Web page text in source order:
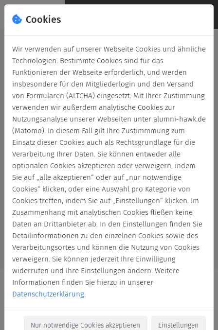
HAWK in Holzminden
verabschiedet 67
Absolvent*innen
Zurück 13. März 2026 Veranstaltung
Die Fakultät Management, Bauen, Immobilien in Holzminden
Cookies
Wir verwenden auf unserer Webseite Cookies und ähnliche
Technologien. Bestimmte Cookies sind für das
Funktionieren der Webseite erforderlich, und werden
insbesondere für den Mitgliederlogin und den Versand
von Formularen (ALTCHA) eingesetzt. Mit Ihrer Zustimmung
verwenden wir außerdem analytische Cookies zur
Nutzungsanalyse unserer Webseiten unter alumni-hawk.de
(Matomo). In diesem Fall gilt Ihre Zustimmmung zum
Einsatz dieser Cookies auch als Rechtsgrundlage für die
Verarbeitung Ihrer Daten. Sie können entweder alle
optionalen Cookies akzeptieren oder verweigern, indem
Sie auf „alle akzeptieren“ oder auf „nur notwendige
Cookies“ klicken, oder eine Auswahl pro Kategorie von
Cookies treffen, indem Sie auf „Einstellungen“ klicken. Im
Zusammenhang mit analytischen Cookies fließen keine
Daten an Drittanbieter ab. In den Einstellungen finden Sie
Detailinformationen zu den einzelnen Cookies sowie des
Verarbeitungsortes und können die Nutzung von Cookies
verweigern. Sie können jederzeit Ihre Einwilligung
widerrufen und Ihre Einstellungen ändern. Weitere
Informationen finden Sie hierzu in unserer
Datenschutzerklärung.
Nur notwendige Cookies akzeptieren Einstellungen